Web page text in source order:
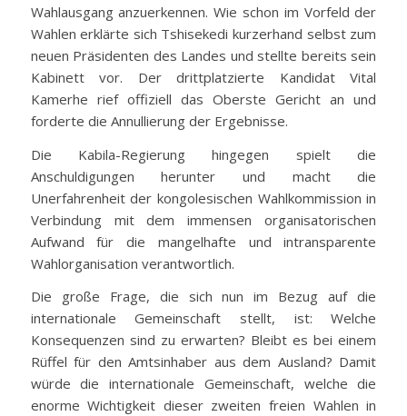
Wahlausgang anzuerkennen. Wie schon im Vorfeld der
Wahlen erklärte sich Tshisekedi kurzerhand selbst zum
neuen Präsidenten des Landes und stellte bereits sein
Kabinett vor. Der drittplatzierte Kandidat Vital
Kamerhe rief offiziell das Oberste Gericht an und
forderte die Annullierung der Ergebnisse.
Die Kabila-Regierung hingegen spielt die
Anschuldigungen herunter und macht die
Unerfahrenheit der kongolesischen Wahlkommission in
Verbindung mit dem immensen organisatorischen
Aufwand für die mangelhafte und intransparente
Wahlorganisation verantwortlich.
Die große Frage, die sich nun im Bezug auf die
internationale Gemeinschaft stellt, ist: Welche
Konsequenzen sind zu erwarten? Bleibt es bei einem
Rüffel für den Amtsinhaber aus dem Ausland? Damit
würde die internationale Gemeinschaft, welche die
enorme Wichtigkeit dieser zweiten freien Wahlen in